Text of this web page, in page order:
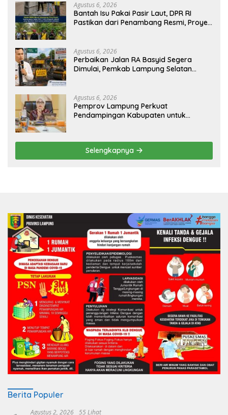
Agustus 6, 2026
Bantah Isu Pakai Pasir Laut, DPR RI
Pastikan dari Penambang Resmi, Proyek
Agustus 6, 2026
Perbaikan Jalan RA Basyid Segera
Dimulai, Pemkab Lampung Selatan
Agustus 6, 2026
Pemprov Lampung Perkuat
Pendampingan Kabupaten untuk
Selengkapnya
Berita Populer
Agustus 2, 2026 55 Lihat